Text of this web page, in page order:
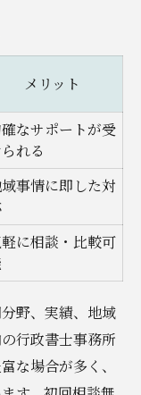
メリット
なサポートが受
れる
事情に即した対
に相談・比較可
野、実績、地域
行政書士事務所
な場合が多く、